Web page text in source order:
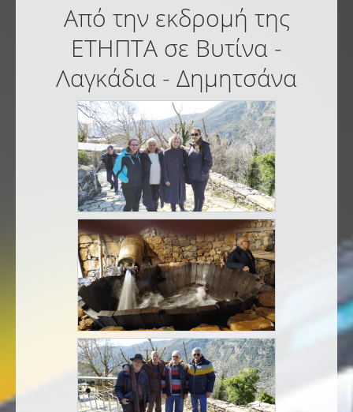
Από την εκδρομή της
ΕΤΗΠΤΑ σε Βυτίνα -
Λαγκάδια - Δημητσάνα